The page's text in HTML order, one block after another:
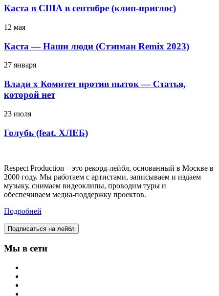
Каста в США в сентябре (клип-приглос)
12 мая
Каста — Наши люди (Стэпман Remix 2023)
27 января
Влади х Комитет против пыток — Статья,
которой нет
23 июля
Голубь (feat. ХЛЕБ)
Respect Production – это рекорд-лейбл, основанный в Москве в
2000 году. Мы работаем с артистами, записываем и издаем
музыку, снимаем видеоклипы, проводим туры и
обеспечиваем медиа-поддержку проектов.
Подробней
Подписаться на лейбл
Мы в сети